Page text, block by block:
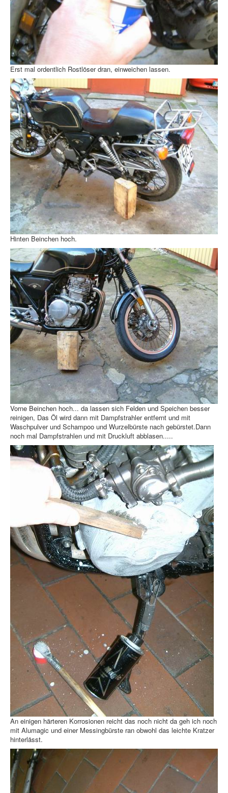
Erst mal ordentlich Rostlöser dran, einweichen lassen.
Hinten Beinchen hoch.
Vorne Beinchen hoch... da lassen sich Felden und Speichen besser
reinigen, Das Öl wird dann mit Dampfstrahler entfernt und mit
Waschpulver und Schampoo und Wurzelbürste nach gebürstet.Dann
noch mal Dampfstrahlen und mit Druckluft abblasen.....
An einigen härteren Korrosionen reicht das noch nicht da geh ich noch
mit Alumagic und einer Messingbürste ran obwohl das leichte Kratzer
hinterlässt.